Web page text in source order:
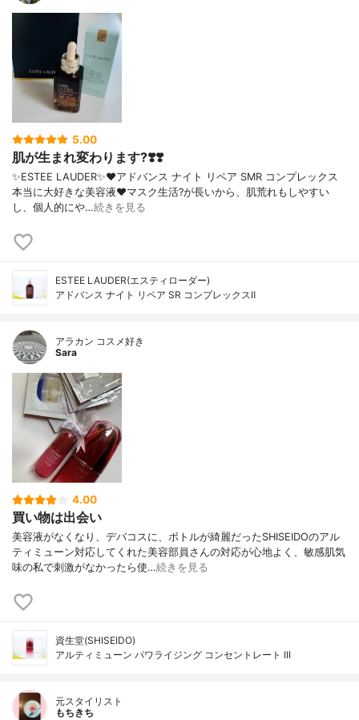
5.00
肌が生まれ変わります?❣️❣️
✨ESTEE LAUDER✨❤︎アドバンス ナイト リペア SMR コンプレックス
本当に大好きな美容液❤️マスク生活?が長いから、肌荒れもしやすい
し、個人的にや…続きを見る
ESTEE LAUDER(エスティローダー)
アドバンス ナイト リペア SR コンプレックスⅡ
アラカン コスメ好き
Sara
4.00
買い物は出会い
美容液がなくなり、デバコスに、ボトルが綺麗だったSHISEIDOのアル
ティミューン対応してくれた美容部員さんの対応が心地よく、敏感肌気
味の私で刺激がなかったら使…続きを見る
資生堂(SHISEIDO)
アルティミューン パワライジング コンセントレート III
元スタイリスト
もちきち